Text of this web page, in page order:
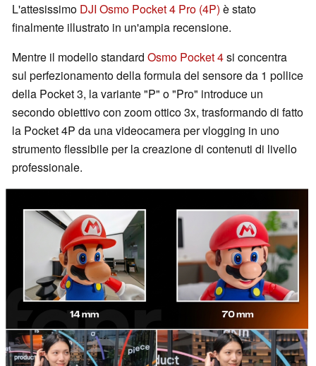
L'attesissimo DJI Osmo Pocket 4 Pro (4P) è stato
finalmente illustrato in un'ampia recensione.
Mentre il modello standard Osmo Pocket 4si concentra
sul perfezionamento della formula del sensore da 1 pollice
della Pocket 3, la variante "P" o "Pro" introduce un
secondo obiettivo con zoom ottico 3x, trasformando di fatto
la Pocket 4P da una videocamera per vlogging in uno
strumento flessibile per la creazione di contenuti di livello
professionale.